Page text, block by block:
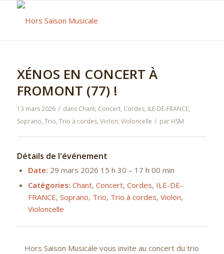
XÉNOS EN CONCERT À
FROMONT (77) !
13 mars 2026 / dans Chant, Concert, Cordes, ILE-DE-FRANCE,
Soprano, Trio, Trio à cordes, Violon, Violoncelle / par HSM
Détails de l'événement
Date: 29 mars 2026 15 h 30 – 17 h 00 min
Catégories: Chant, Concert, Cordes, ILE-DE-
FRANCE, Soprano, Trio, Trio à cordes, Violon,
Violoncelle
Hors Saison Musicale vous invite au concert du trio